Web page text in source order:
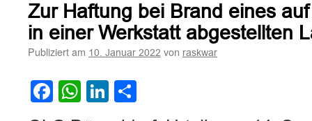
Zur Haftung bei Brand eines
in einer Werkstatt abgestellten
Publiziert am 10. Januar 2022 von raskwar
Facebook
WhatsApp
LinkedIn